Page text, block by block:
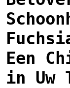
Een
in Uw